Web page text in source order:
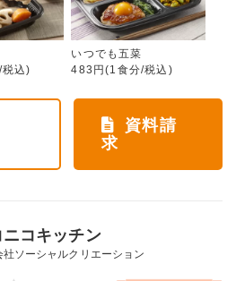
込)
いつでも五菜
483円(1食分/税込)
資料請
求
ニコキッチン
社ソーシャルクリエーション